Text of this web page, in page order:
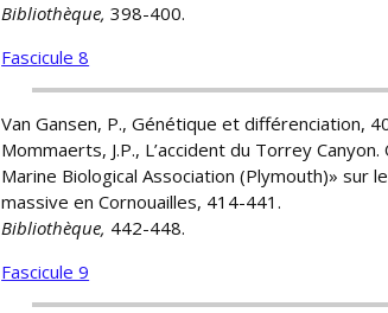
Bibliothèque, 398-400.
Fascicule 8
Van Gansen, P., Génétique et différenciation,
Mommaerts, J.P., L’accident du Torrey
Marine Biological Association (Plymouth)» sur
massive en Cornouailles, 414-441.
Bibliothèque, 442-448.
Fascicule 9